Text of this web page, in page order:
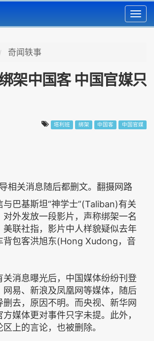
奇闻轶事
架中国客 中国官媒只
塔利班 绑架 中国客 中国官媒
相关消息随后都删文。翻摄网路
基斯坦“神学士”(Taliban)有关
对外发放一段影片，声称绑架一名
美联社指，影片中人样貌疑似去年
背包客洪旭东(Hong Xudong，音
消息曝光后，中国媒体纷纷刊登
网易、新浪及凤凰网等媒体，随后
删去，原因不明。而央视、新华网
媒体更对事件只字未提。此外，
上的言论，也被删除。